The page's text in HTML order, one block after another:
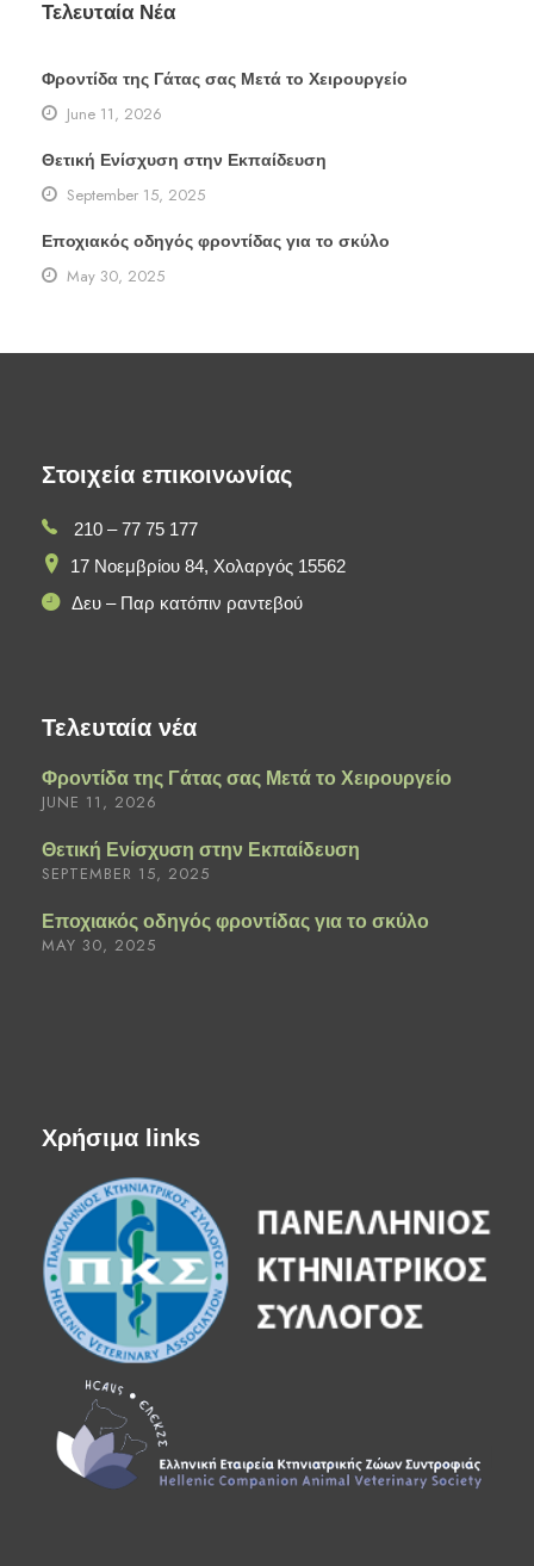
Τελευταία Νέα
Φροντίδα της Γάτας σας Μετά το Χειρουργείο
June 11, 2026
Θετική Ενίσχυση στην Εκπαίδευση
September 15, 2025
Εποχιακός οδηγός φροντίδας για το σκύλο
May 30, 2025
Στοιχεία επικοινωνίας
210 – 77 75 177
17 Νοεμβρίου 84, Χολαργός 15562
Δευ – Παρ κατόπιν ραντεβού
Τελευταία νέα
Φροντίδα της Γάτας σας Μετά το Χειρουργείο
JUNE 11, 2026
Θετική Ενίσχυση στην Εκπαίδευση
SEPTEMBER 15, 2025
Εποχιακός οδηγός φροντίδας για το σκύλο
MAY 30, 2025
Χρήσιμα links